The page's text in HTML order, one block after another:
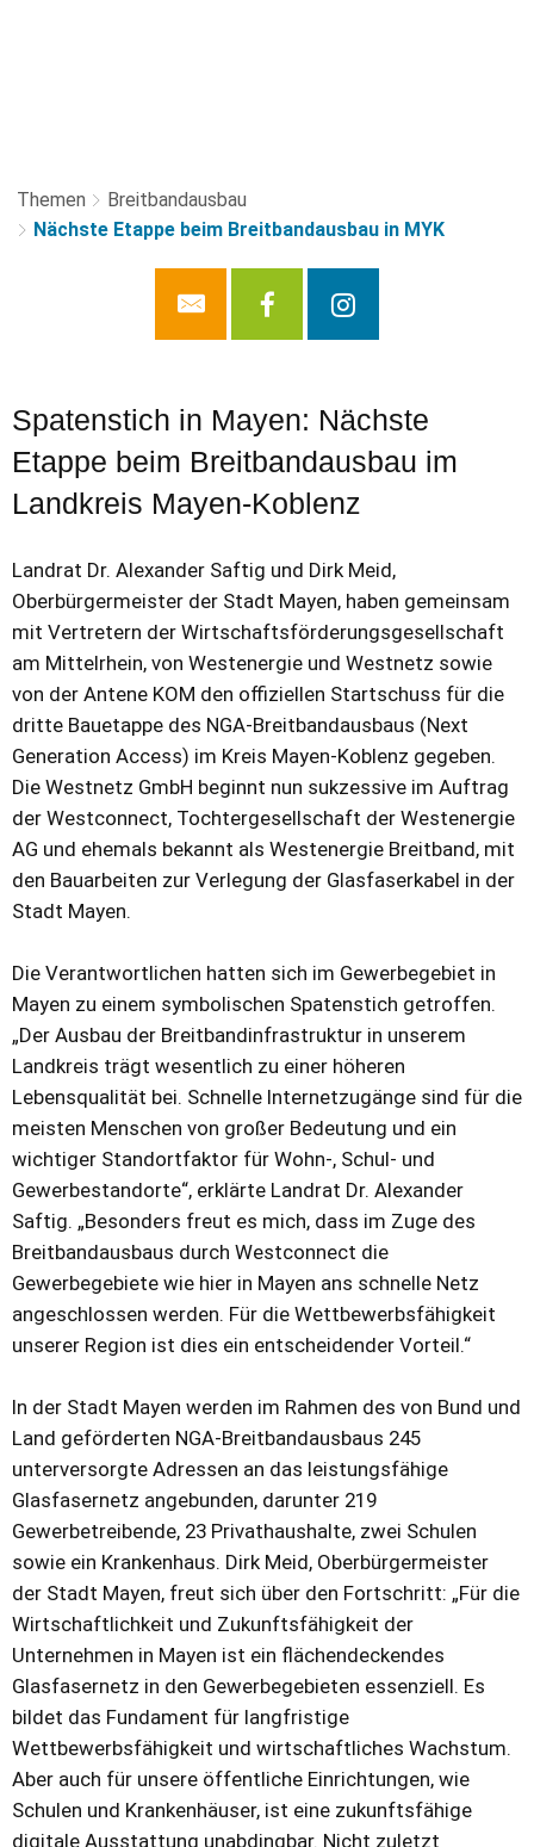
Themen
Breitbandausbau
Nächste Etappe beim Breitbandausbau in MYK
Spatenstich in Mayen: Nächste
Etappe beim Breitbandausbau im
Landkreis Mayen-Koblenz
Landrat Dr. Alexander Saftig und Dirk Meid,
Oberbürgermeister der Stadt Mayen, haben gemeinsam
mit Vertretern der Wirtschaftsförderungsgesellschaft
am Mittelrhein, von Westenergie und Westnetz sowie
von der Antene KOM den offiziellen Startschuss für die
dritte Bauetappe des NGA-Breitbandausbaus (Next
Generation Access) im Kreis Mayen-Koblenz gegeben.
Die Westnetz GmbH beginnt nun sukzessive im Auftrag
der Westconnect, Tochtergesellschaft der Westenergie
AG und ehemals bekannt als Westenergie Breitband, mit
den Bauarbeiten zur Verlegung der Glasfaserkabel in der
Stadt Mayen.
Die Verantwortlichen hatten sich im Gewerbegebiet in
Mayen zu einem symbolischen Spatenstich getroffen.
„Der Ausbau der Breitbandinfrastruktur in unserem
Landkreis trägt wesentlich zu einer höheren
Lebensqualität bei. Schnelle Internetzugänge sind für die
meisten Menschen von großer Bedeutung und ein
wichtiger Standortfaktor für Wohn-, Schul- und
Gewerbestandorte“, erklärte Landrat Dr. Alexander
Saftig. „Besonders freut es mich, dass im Zuge des
Breitbandausbaus durch Westconnect die
Gewerbegebiete wie hier in Mayen ans schnelle Netz
angeschlossen werden. Für die Wettbewerbsfähigkeit
unserer Region ist dies ein entscheidender Vorteil.“
In der Stadt Mayen werden im Rahmen des von Bund und
Land geförderten NGA-Breitbandausbaus 245
unterversorgte Adressen an das leistungsfähige
Glasfasernetz angebunden, darunter 219
Gewerbetreibende, 23 Privathaushalte, zwei Schulen
sowie ein Krankenhaus. Dirk Meid, Oberbürgermeister
der Stadt Mayen, freut sich über den Fortschritt: „Für die
Wirtschaftlichkeit und Zukunftsfähigkeit der
Unternehmen in Mayen ist ein flächendeckendes
Glasfasernetz in den Gewerbegebieten essenziell. Es
bildet das Fundament für langfristige
Wettbewerbsfähigkeit und wirtschaftliches Wachstum.
Aber auch für unsere öffentliche Einrichtungen, wie
Schulen und Krankenhäuser, ist eine zukunftsfähige
digitale Ausstattung unabdingbar. Nicht zuletzt